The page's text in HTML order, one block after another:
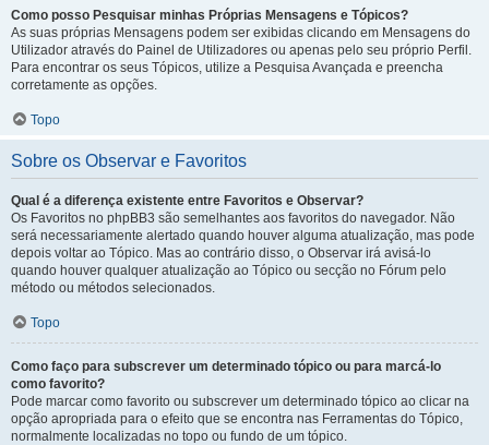
Como posso Pesquisar minhas Próprias Mensagens e Tópicos?
As suas próprias Mensagens podem ser exibidas clicando em Mensagens do
Utilizador através do Painel de Utilizadores ou apenas pelo seu próprio Perfil.
Para encontrar os seus Tópicos, utilize a Pesquisa Avançada e preencha
corretamente as opções.
Topo
Sobre os Observar e Favoritos
Qual é a diferença existente entre Favoritos e Observar?
Os Favoritos no phpBB3 são semelhantes aos favoritos do navegador. Não
será necessariamente alertado quando houver alguma atualização, mas pode
depois voltar ao Tópico. Mas ao contrário disso, o Observar irá avisá-lo
quando houver qualquer atualização ao Tópico ou secção no Fórum pelo
método ou métodos selecionados.
Topo
Como faço para subscrever um determinado tópico ou para marcá-lo
como favorito?
Pode marcar como favorito ou subscrever um determinado tópico ao clicar na
opção apropriada para o efeito que se encontra nas Ferramentas do Tópico,
normalmente localizadas no topo ou fundo de um tópico.